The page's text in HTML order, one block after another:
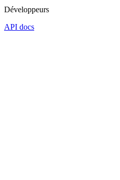
Développeurs
API docs